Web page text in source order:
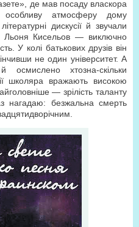
де мав посаду власкора
атмосферу дому
дискусії й звучали
Льоня Кисельов — виключно
У колі батькових друзів він
не один університет. А
хтозна-скільки
школяра вражають високою
— зрілість таланту
нагадаю: безжальна смерть